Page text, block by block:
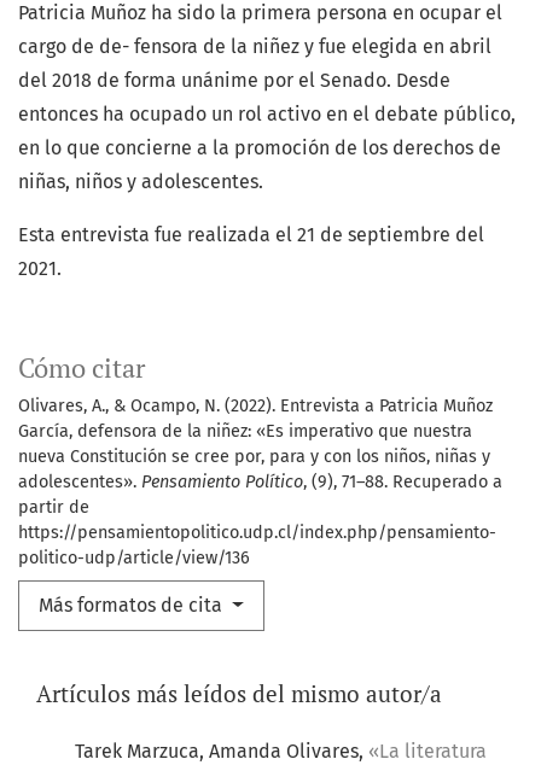
Cómo citar
Olivares, A., & Ocampo, N. (2022). Entrevista a Patricia Muñoz
García, defensora de la niñez: «Es imperativo que nuestra
nueva Constitución se cree por, para y con los niños, niñas y
adolescentes». Pensamiento Político, (9), 71–88. Recuperado a
partir de
https://pensamientopolitico.udp.cl/index.php/pensamiento-
politico-udp/article/view/136
Más formatos de cita
Patricia Muñoz ha sido la primera persona en ocupar el
cargo de de- fensora de la niñez y fue elegida en abril
del 2018 de forma unánime por el Senado. Desde
entonces ha ocupado un rol activo en el debate público,
en lo que concierne a la promoción de los derechos de
niñas, niños y adolescentes.
Esta entrevista fue realizada el 21 de septiembre del
2021.
Artículos más leídos del mismo autor/a
Tarek Marzuca, Amanda Olivares, «La literatura